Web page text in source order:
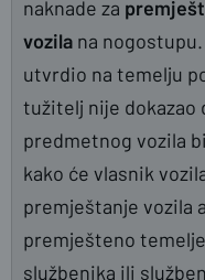
naknade za
vozila na
utvrdio na temelju
tužitelj nije dokazao
predmetnog vozila
kako će vlasnik
premještanje vozila
premješteno
službenika ili